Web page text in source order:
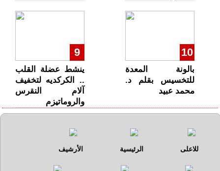
9
ينشط عضلة القلب
.. الكركديه لتخفيف
آلام النقرس
والروماتيزم
10
بالونة المعدة
للتخسيس بقلم د.
محمد عبيد
للاعلى الرئيسية الأرشيف